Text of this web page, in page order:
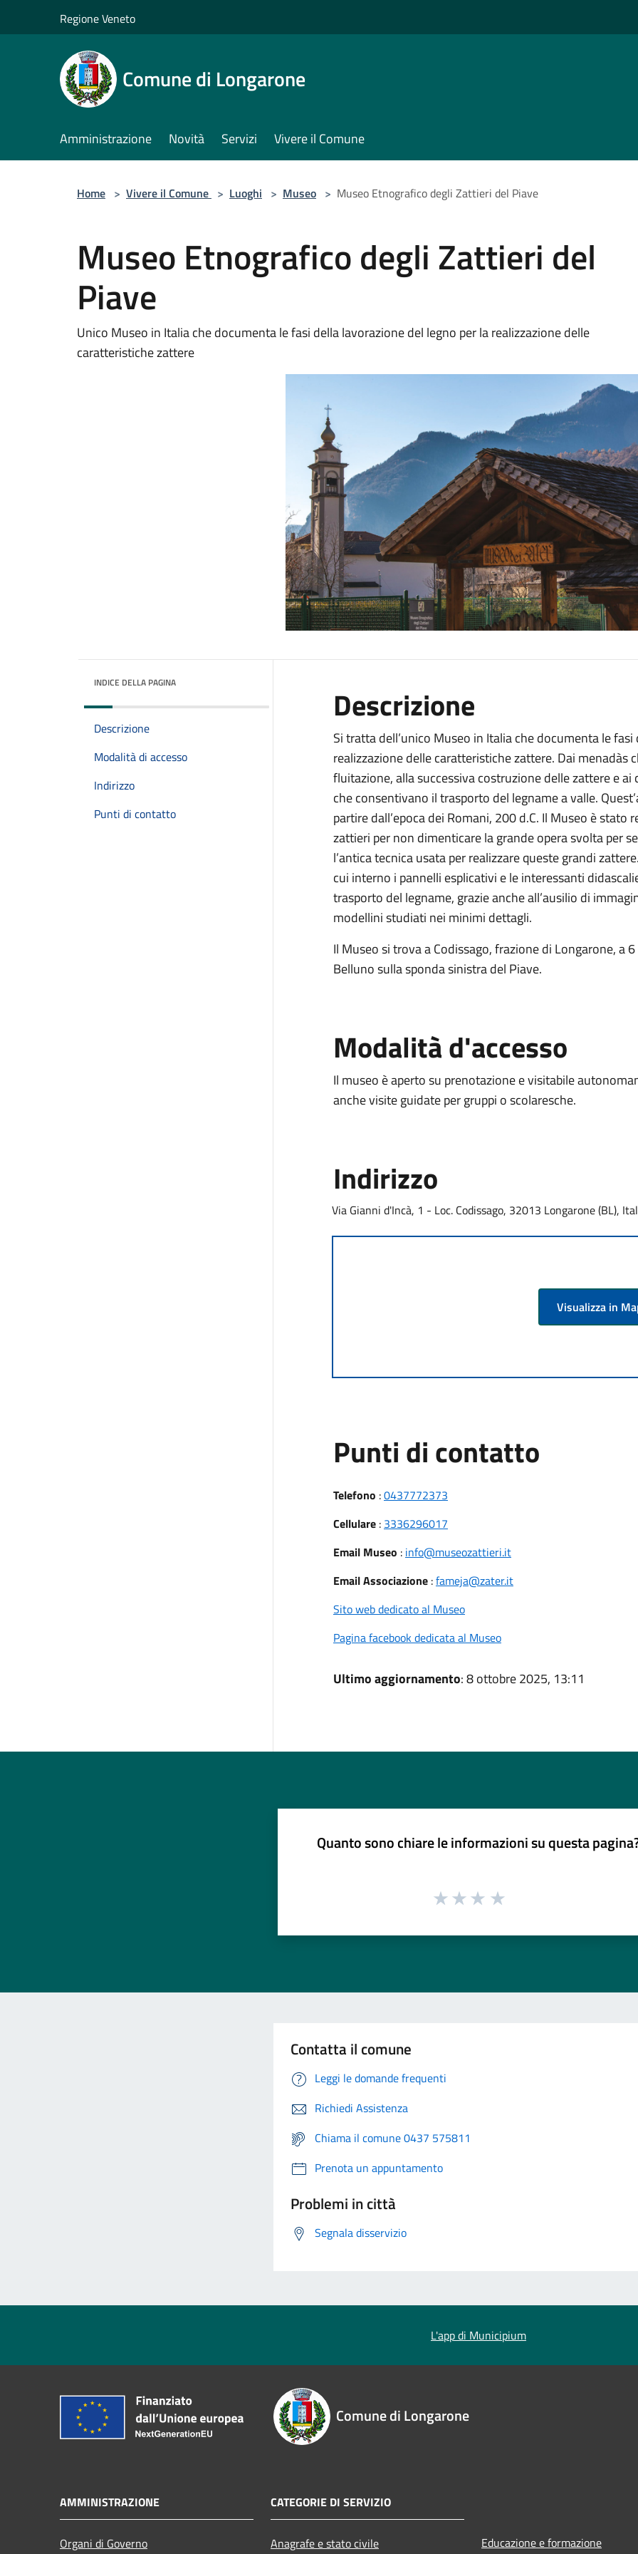
Regione Veneto
Comune di Longarone
Amministrazione Novità Servizi Vivere il Comune
Home > Vivere il Comune > Luoghi > Museo > Museo Etnografico degli Zattieri del Piave
Museo Etnografico degli Zattieri del
Piave
Unico Museo in Italia che documenta le fasi della lavorazione del legno per la realizzazione delle
caratteristiche zattere
INDICE DELLA PAGINA
Descrizione
Modalità di accesso
Indirizzo
Punti di contatto
Descrizione
Si tratta dell’unico Museo in Italia che documenta le
realizzazione delle caratteristiche zattere. Dai menadàs
fluitazione, alla successiva costruzione delle zattere e
che consentivano il trasporto del legname a valle.
partire dall’epoca dei Romani, 200 d.C. Il Museo è
zattieri per non dimenticare la grande opera svolta per
l’antica tecnica usata per realizzare queste grandi
cui interno i pannelli esplicativi e le interessanti
trasporto del legname, grazie anche all’ausilio di
modellini studiati nei minimi dettagli.
Il Museo si trova a Codissago, frazione di Longarone, a
Belluno sulla sponda sinistra del Piave.
Modalità d'accesso
Il museo è aperto su prenotazione e visitabile
anche visite guidate per gruppi o scolaresche.
Indirizzo
Via Gianni d'Incà, 1 - Loc. Codissago, 32013 Longarone (BL),
Visualizza in
Punti di contatto
Telefono :0437772373
Cellulare: 3336296017
Email Museo : info@museozattieri.it
Email Associazione:fameja@zater.it
Sito web dedicato al Museo
Pagina facebook dedicata al Museo
Ultimo aggiornamento: 8 ottobre 2025, 13:11
Quanto sono chiare le informazioni su questa
Contatta il comune
Leggi le domande frequenti
Richiedi Assistenza
Chiama il comune 0437 575811
Prenota un appuntamento
Problemi in città
Segnala disservizio
L'app di Municipium
Comune di Longarone
AMMINISTRAZIONE
Organi di Governo
CATEGORIE DI SERVIZIO
Anagrafe e stato civile Educazione e formazione